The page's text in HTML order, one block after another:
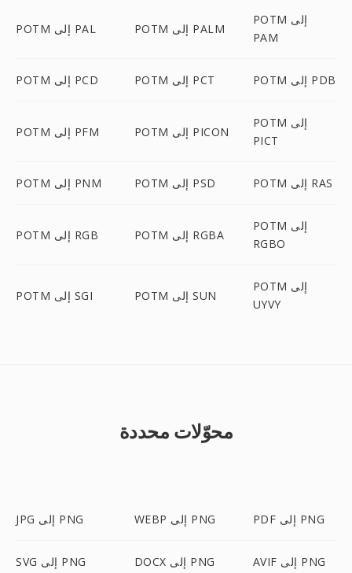
POTM إلى PAL POTM إلى PALM
POTM إلى
PAM
POTM إلى PCD POTM إلى PCT POTM إلى PDB
POTM إلى PFM POTM إلى PICON
POTM إلى
PICT
POTM إلى PNM POTM إلى PSD POTM إلى RAS
POTM إلى RGB POTM إلى RGBA
POTM إلى
RGBO
POTM إلى SGI POTM إلى SUN
POTM إلى
UYVY
محوّلات محددة
JPG إلى PNG WEBP إلى PNG PDF إلى PNG
SVG إلى PNG DOCX إلى PNG AVIF إلى PNG